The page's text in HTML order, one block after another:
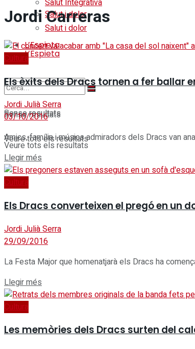
Salut i dolor
L’Espieta
Sense resultats
Veure tots els resultats
Salut Integrativa
Salut i dolor
L’Espieta
Sense resultats
Veure tots els resultats
Jordi Carreras
Cultura
Els èxits dels Dracs tornen a fer ballar
Jordi Julià Serra
03/10/2016
Amics, família i músics admiradors dels Dracs van
Llegir més
Cultura
Els Dracs converteixen el pregó en un
Jordi Julià Serra
29/09/2016
La Festa Major que homenatjarà els Dracs ha
Llegir més
Cultura
Les memòries dels Dracs surten del